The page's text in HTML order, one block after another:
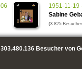
1951-11-19
Sabine
(3.825
303.480.136Besucher von